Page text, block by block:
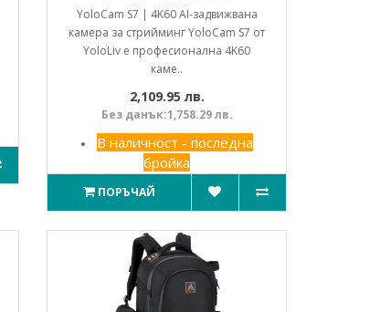
YoloCam S7 | 4K60 AI-задвижвана
камера за стрийминг YoloCam S7 от
YoloLiv е професионална 4K60
каме..
2,109.95 лв.
Без данък:1,758.29 лв.
В наличност - последна
бройка
ПОРЪЧАЙ